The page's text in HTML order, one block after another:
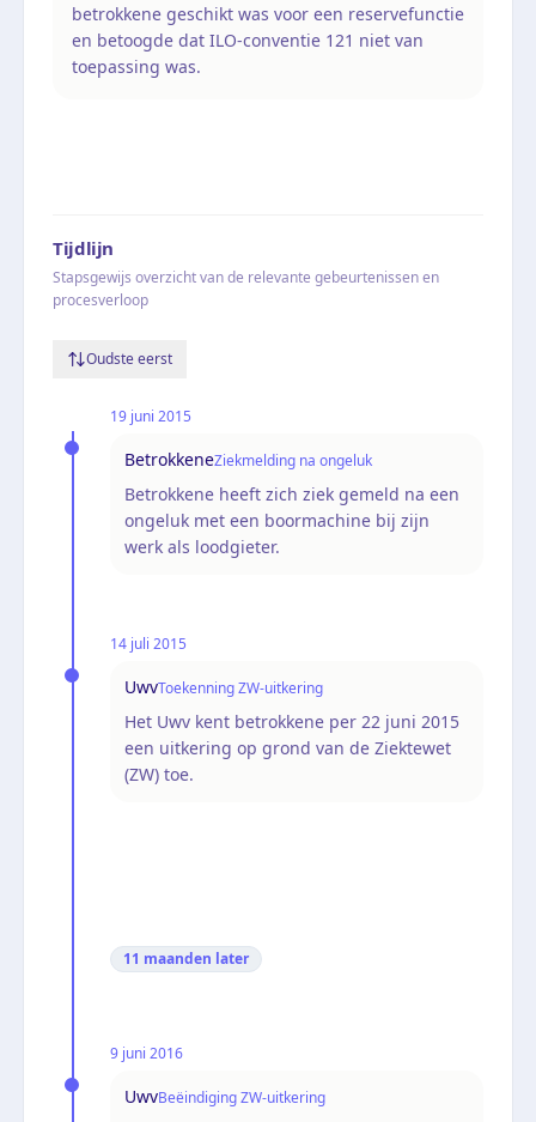
betrokkene geschikt was voor een reservefunctie
en betoogde dat ILO-conventie 121 niet van
toepassing was.
Tijdlijn
Stapsgewijs overzicht van de relevante gebeurtenissen en
procesverloop
Oudste eerst
19 juni 2015
BetrokkeneZiekmelding na ongeluk
Betrokkene heeft zich ziek gemeld na een
ongeluk met een boormachine bij zijn
werk als loodgieter.
14 juli 2015
UwvToekenning ZW-uitkering
Het Uwv kent betrokkene per 22 juni 2015
een uitkering op grond van de Ziektewet
(ZW) toe.
11 maanden later
9 juni 2016
UwvBeëindiging ZW-uitkering